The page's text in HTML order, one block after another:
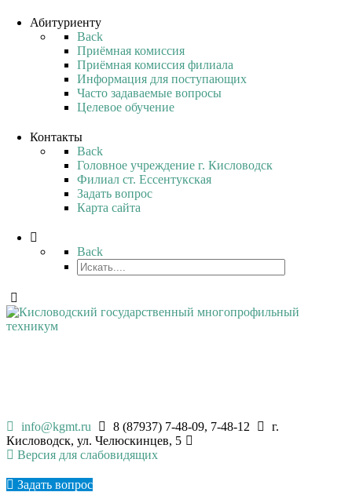
Абитуриенту
Back
Приёмная комиссия
Приёмная комиссия филиала
Информация для поступающих
Часто задаваемые вопросы
Целевое обучение
Контакты
Back
Головное учреждение г. Кисловодск
Филиал ст. Ессентукская
Задать вопрос
Карта сайта
Back
info@kgmt.ru 8 (87937) 7-48-09, 7-48-12
г.
Кисловодск, ул. Челюскинцев, 5
Версия для слабовидящих
Задать вопрос